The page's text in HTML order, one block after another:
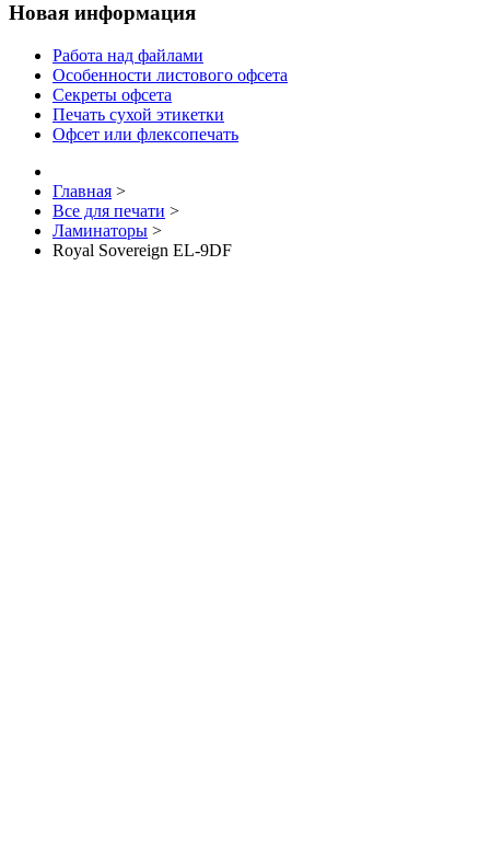
Новая информация
Работа над файлами
Особенности листового офсета
Секреты офсета
Печать сухой этикетки
Офсет или флексопечать
Главная >
Все для печати >
Ламинаторы >
Royal Sovereign EL-9DF